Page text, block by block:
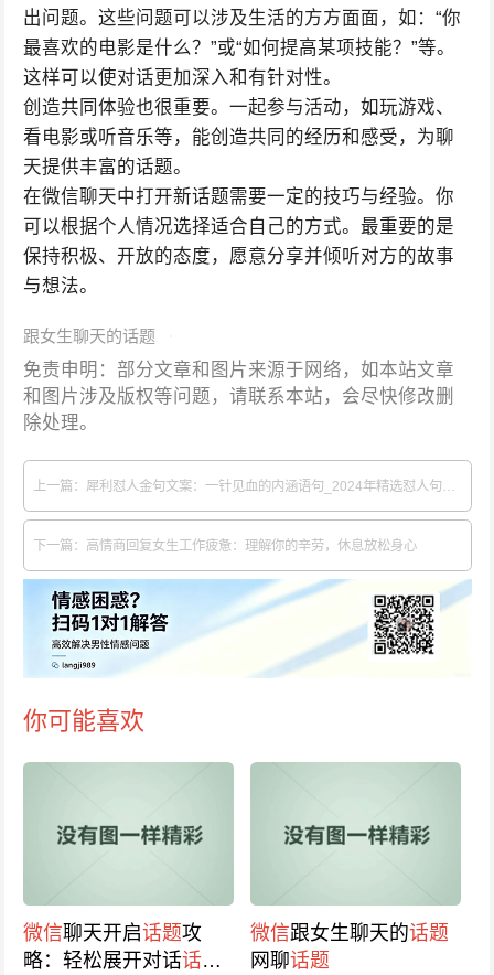
出问题。这些问题可以涉及生活的方方面面，如：“你
最喜欢的电影是什么？”或“如何提高某项技能？”等。
这样可以使对话更加深入和有针对性。
创造共同体验也很重要。一起参与活动，如玩游戏、
看电影或听音乐等，能创造共同的经历和感受，为聊
天提供丰富的话题。
在微信聊天中打开新话题需要一定的技巧与经验。你
可以根据个人情况选择适合自己的方式。最重要的是
保持积极、开放的态度，愿意分享并倾听对方的故事
与想法。
跟女生聊天的话题
免责申明：部分文章和图片来源于网络，如本站文章
和图片涉及版权等问题，请联系本站，会尽快修改删
除处理。
上一篇：犀利怼人金句文案：一针见血的内涵语句_2024年精选怼人句子分享
下一篇：高情商回复女生工作疲惫：理解你的辛劳，休息放松身心
你可能喜欢
微信聊天开启话题攻
略：轻松展开对话话题
微信跟女生聊天的话题
网聊话题